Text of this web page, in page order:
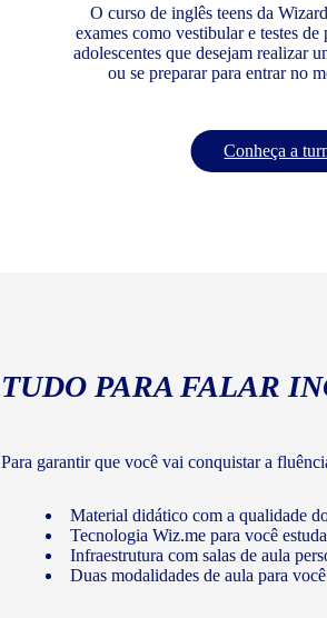
O curso de inglês teens da
exames como vestibular e testes
adolescentes que desejam realizar
ou se preparar para entrar no
Conheça a
TUDO PARA FALAR
Para garantir que você vai conquistar a
Material didático com a qualidade
Tecnologia Wiz.me para você
Infraestrutura com salas de aula
Duas modalidades de aula para